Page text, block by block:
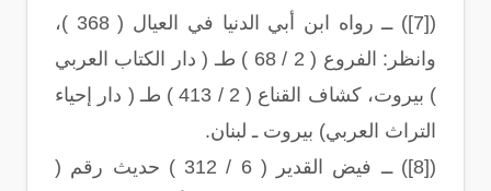
([7]) ــ رواه ابن أبي الدنيا في العيال ( 368 )،
وانظر: الفروع ( 2 / 68 ) طـ ( دار الكتاب العربي
) بيروت، كشاف القناع ( 2 / 413 ) طـ ( دار إحياء
التراث العربي) بيروت ـ لبنان.
([8]) ــ فيض القدير ( 6 / 312 ) حديث رقم (